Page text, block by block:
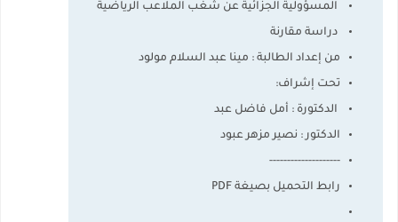
المسؤولية الجزائية عن شغب الملاعب الرياضية
دراسة مقارنة
من إعداد الطالبة : مينا عبد السلام مولود
تحت إشراف:
الدكتورة : أمل فاضل عبد
الدكتور : نصير مزهر عبود
--------------------
رابط التحميل بصيغة PDF